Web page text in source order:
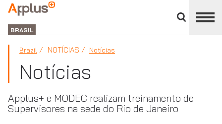
divisions
panel
APPLUS+
BRASIL
Brazil NOTÍCIAS Notícias
Notícias
Applus+ e MODEC realizam treinamento de
Supervisores na sede do Rio de Janeiro